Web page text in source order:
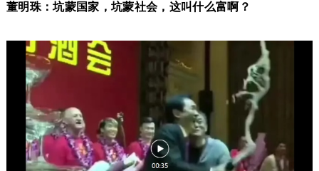
董明珠：坑蒙国家，坑蒙社会，这叫什么富啊？